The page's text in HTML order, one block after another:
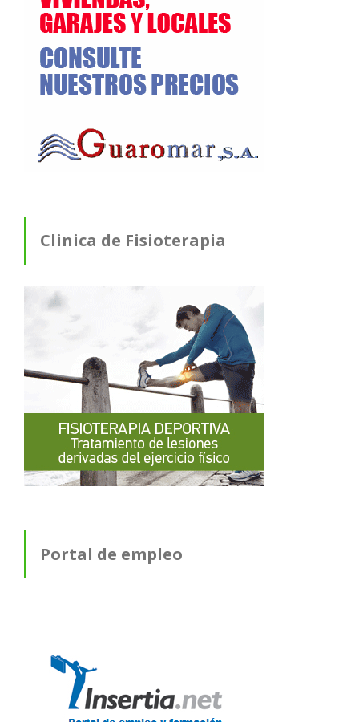
Clinica de Fisioterapia
Portal de empleo